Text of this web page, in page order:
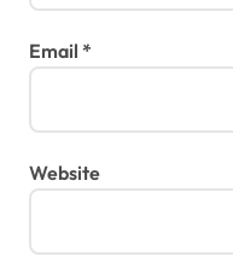
Email *
Website